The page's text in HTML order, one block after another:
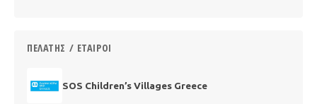
ΠΕΛΆΤΗΣ / ΕΤΑΊΡΟΙ
SOS Children’s Villages Greece